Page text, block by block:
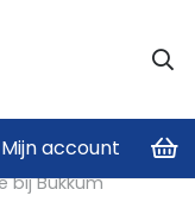
Mijn account
bij Bukkum